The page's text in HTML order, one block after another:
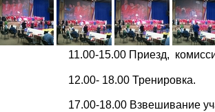
11.00-15.00 Приезд,
12.00- 18.00 Тренировка.
17.00-18.00 Взвешивание